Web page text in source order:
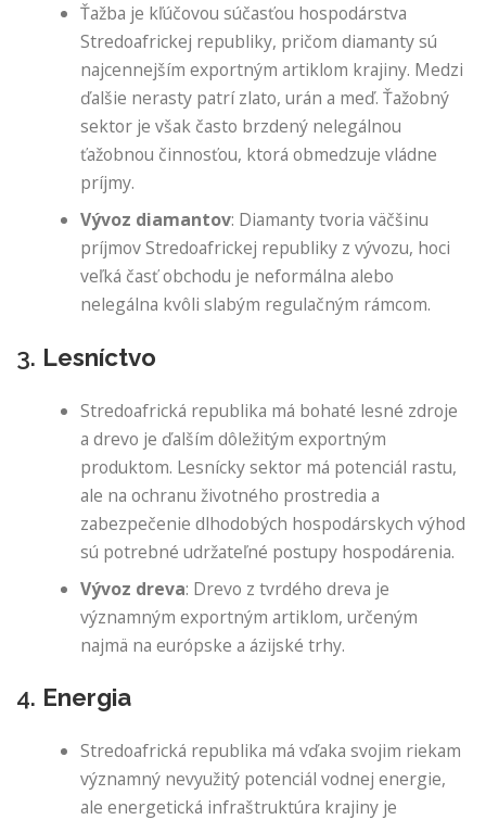
Ťažba je kľúčovou súčasťou hospodárstva
Stredoafrickej republiky, pričom diamanty sú
najcennejším exportným artiklom krajiny. Medzi
ďalšie nerasty patrí zlato, urán a meď. Ťažobný
sektor je však často brzdený nelegálnou
ťažobnou činnosťou, ktorá obmedzuje vládne
príjmy.
Vývoz diamantov: Diamanty tvoria väčšinu
príjmov Stredoafrickej republiky z vývozu, hoci
veľká časť obchodu je neformálna alebo
nelegálna kvôli slabým regulačným rámcom.
3. Lesníctvo
Stredoafrická republika má bohaté lesné zdroje
a drevo je ďalším dôležitým exportným
produktom. Lesnícky sektor má potenciál rastu,
ale na ochranu životného prostredia a
zabezpečenie dlhodobých hospodárskych výhod
sú potrebné udržateľné postupy hospodárenia.
Vývoz dreva: Drevo z tvrdého dreva je
významným exportným artiklom, určeným
najmä na európske a ázijské trhy.
4. Energia
Stredoafrická republika má vďaka svojim riekam
významný nevyužitý potenciál vodnej energie,
ale energetická infraštruktúra krajiny je